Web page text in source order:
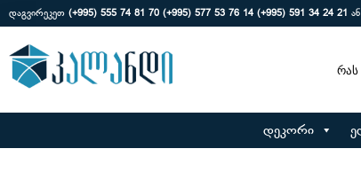
დაგვირეკეთ (+995) 555 74 81 70 (+995) 577 53 76 14 (+995) 591 34 24 21
Search
დეკორი